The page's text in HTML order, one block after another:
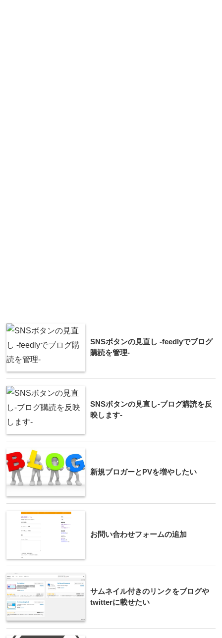
SNSボタンの見直し -feedlyでブログ
購読を管理-
SNSボタンの見直し-ブログ購読を反
映します-
新規ブロガーとPVを増やしたい
お問い合わせフォームの追加
サムネイル付きのリンクをブログや
twitterに載せたい